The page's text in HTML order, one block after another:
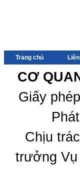
Trang chủ
CƠ
Giấy
Chịu
trưởng Vụ